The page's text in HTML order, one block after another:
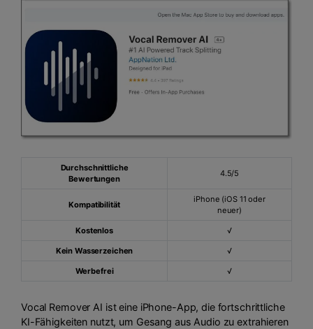
Durchschnittliche
Bewertungen
4.5/5
Kompatibilität
iPhone (iOS 11 oder
neuer)
Kostenlos √
Kein Wasserzeichen √
Werbefrei √
Vocal Remover AI ist eine iPhone-App, die fortschrittliche
KI-Fähigkeiten nutzt, um Gesang aus Audio zu extrahieren